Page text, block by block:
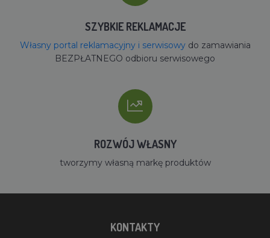
SZYBKIE REKLAMACJE
Własny portal reklamacyjny i serwisowydo zamawiania
BEZPŁATNEGO odbioru serwisowego
ROZWÓJ WŁASNY
tworzymy własną markę produktów
KONTAKTY